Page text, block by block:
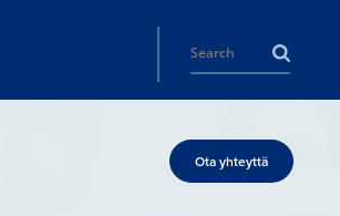
Ota yhteyttä